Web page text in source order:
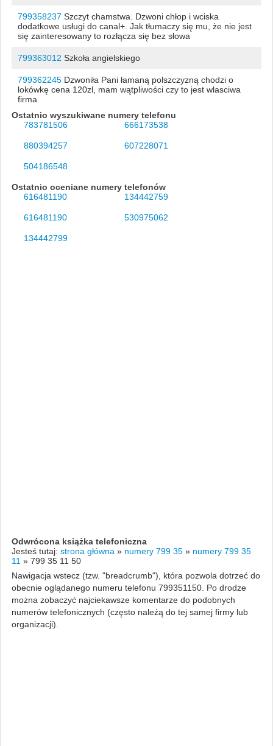
799358237 Szczyt chamstwa. Dzwoni chłop i wciska
dodatkowe usługi do canal+. Jak tłumaczy się mu, że nie jest
się zainteresowany to rozłącza się bez słowa
799363012 Szkoła angielskiego
799362245Dzwoniła Pani łamaną polszczyzną chodzi o
lokówkę cena 120zl, mam wątpliwości czy to jest wlasciwa
firma
Ostatnio wyszukiwane numery telefonu
783781506
666173538
880394257 607228071
504186548
Ostatnio oceniane numery telefonów
616481190
134442759
616481190 530975062
134442799
Odwrócona książka telefoniczna
Jesteś tutaj: strona główna » numery 799 35 » numery 799 35
11 » 799 35 11 50
Nawigacja wstecz (tzw. "breadcrumb"), która pozwola dotrzeć do
obecnie oglądanego numeru telefonu 799351150. Po drodze
można zobaczyć najciekawsze komentarze do podobnych
numerów telefonicznych (często należą do tej samej firmy lub
organizacji).